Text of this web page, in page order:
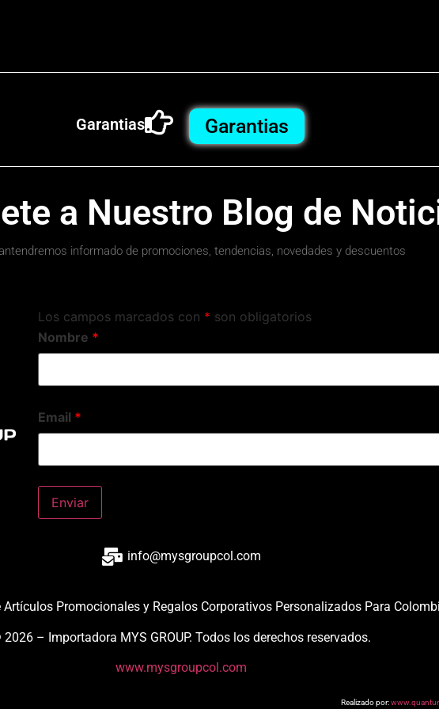
Garantias Garantias
a Nuestro Blog de
informado de promociones, tendencias, novedades y descuentos
Los campos marcados con * son obligatorios
Nombre *
Email *
info@mysgroupcol.com
Artículos Promocionales y Regalos Corporativos Personalizados Para
– Importadora MYS GROUP. Todos los derechos reservados.
www.mysgroupcol.com
Realizado por: